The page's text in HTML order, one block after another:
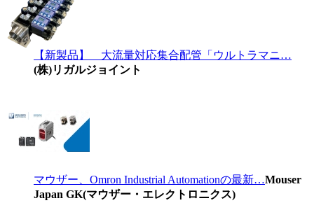
【新製品】 大流量対応集合配管「ウルトラマニ…
(株)リガルジョイント
マウザー、Omron Industrial Automationの最新…Mouser
Japan GK(マウザー・エレクトロニクス)